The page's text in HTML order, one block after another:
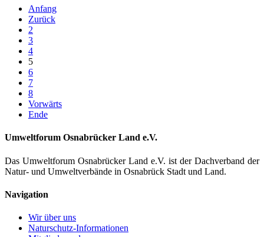
Anfang
Zurück
2
3
4
5
6
7
8
Vorwärts
Ende
Umweltforum Osnabrücker Land e.V.
Das Umweltforum Osnabrücker Land e.V. ist der Dachverband der
Natur- und Umweltverbände in Osnabrück Stadt und Land.
Navigation
Wir über uns
Naturschutz-Informationen